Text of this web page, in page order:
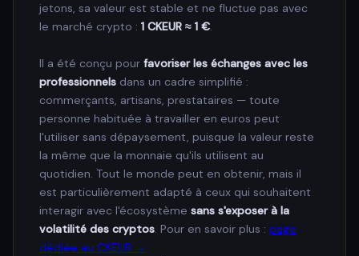
jetons, sa valeur est stable et ne fluctue pas avec
le marché crypto : 1 CKEUR ≈ 1 €.
Il a été conçu pour favoriser les échanges avec les
professionnels dans un cadre simplifié :
commerçants, artisans, prestataires — toute
personne habituée à travailler en euros peut
l'utiliser sans dépaysement, puisque la valeur reste
la même que la monnaie qu'ils utilisent au
quotidien. Tout le monde peut en obtenir, mais il
est particulièrement adapté à ceux qui souhaitent
interagir avec l'écosystème sans s'exposer à la
volatilité des cryptos. Pour en savoir plus : page
dédiée au CKEUR →